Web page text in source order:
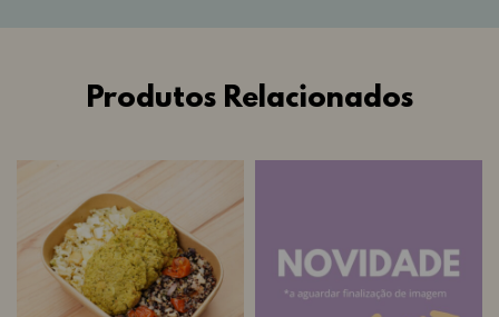
Produtos Relacionados